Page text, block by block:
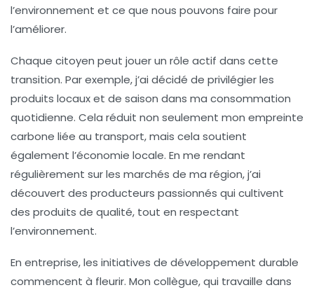
l’environnement et ce que nous pouvons faire pour
l’améliorer.
Chaque citoyen peut jouer un rôle actif dans cette
transition. Par exemple, j’ai décidé de privilégier les
produits locauxet de saison dans ma consommation
quotidienne. Cela réduit non seulement mon empreinte
carbone liée au transport, mais cela soutient
également l’économie locale. En me rendant
régulièrement sur les marchés de ma région, j’ai
découvert des producteurs passionnés qui cultivent
des produits de qualité, tout en respectant
l’environnement.
En entreprise, les initiatives de développement durable
commencent à fleurir. Mon collègue, qui travaille dans